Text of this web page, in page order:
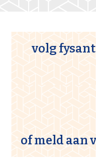
volg
of meld aan